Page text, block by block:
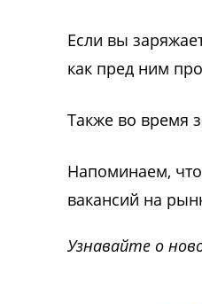
Если вы
как пред ним
Также во время
Напоминаем,
вакансий на
Узнавайте о